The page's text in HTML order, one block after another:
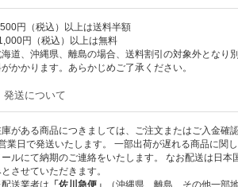
円（税込）以上は送料半額
円（税込）以上は無料
道、沖縄県、離島の場合、送料割引の対象外となり
かかります。あらかじめご了承ください。
発送について
がある商品につきましては、ご注文またはご入金確
業日で発送いたします。 一部出荷が遅れる商品に関
ールにて納期のご連絡をいたします。 なお配送は日本
させていただきます。
送業者は 「佐川急便」
（沖縄県、離島、その他一部